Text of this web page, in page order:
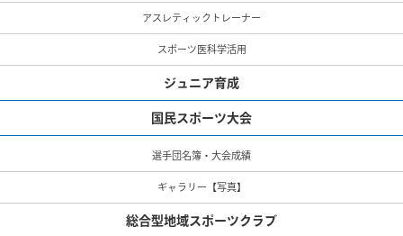
アスレティックトレーナー
スポーツ医科学活用
ジュニア育成
国民スポーツ大会
選手団名簿・大会成績
ギャラリー【写真】
総合型地域スポーツクラブ